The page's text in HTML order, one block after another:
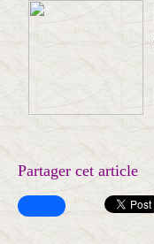
Partager cet article